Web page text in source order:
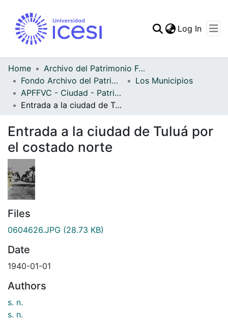
Statistics
Log In
Home
Archivo del Patrimonio Fotográfico y Fílmico del Valle del Cauca
Fondo Archivo del Patrimonio Fotográfico y Fílmico del Valle del Cauca
Los Municipios
APFFVC - Ciudad - Patrimonial
Entrada a la ciudad de Tuluá por el costado norte
Entrada a la ciudad de Tuluá por
el costado norte
Files
0604626.JPG (28.73 KB)
Date
1940-01-01
Authors
s. n.
s. n.